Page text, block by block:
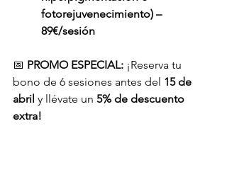
fotorejuvenecimiento) –
89€/sesión
📅 PROMO ESPECIAL: ¡Reserva tu
bono de 6 sesiones antes del 15 de
abril y llévate un 5% de descuento
extra!